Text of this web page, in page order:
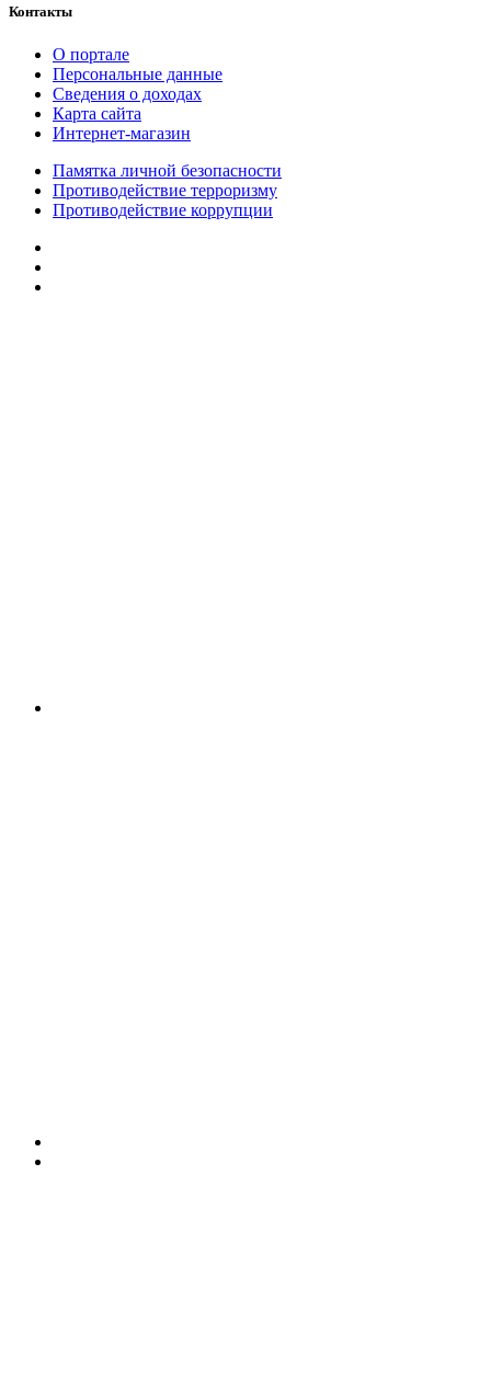
Контакты
О портале
Персональные данные
Сведения о доходах
Карта сайта
Интернет-магазин
Памятка личной безопасности
Противодействие терроризму
Противодействие коррупции